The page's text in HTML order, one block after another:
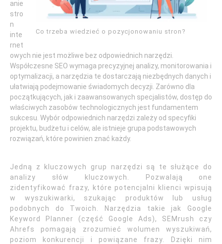
Co trzeba wiedzieć o pozycjonowaniu stron?
anie
stro
n
inte
rnet
owych nie jest możliwe bez odpowiednich narzędzi.
Współczesne SEO wymaga precyzyjnej analizy, monitorowania i
optymalizacji, a narzędzia te dostarczają niezbędnych danych i
ułatwiają podejmowanie świadomych decyzji. Zarówno dla
początkujących, jak i zaawansowanych specjalistów, dostęp do
właściwych zasobów technologicznych jest fundamentem
sukcesu. Wybór odpowiednich narzędzi zależy od specyfiki
projektu, budżetu i celów, ale istnieje grupa podstawowych
rozwiązań, które powinien znać każdy.
Jedną z kluczowych grup narzędzi są te służące do
analizy słów kluczowych. Pozwalają one
zidentyfikować frazy, które potencjalni klienci wpisują
w wyszukiwarki, szukając produktów lub usług
podobnych do Twoich. Narzędzia takie jak Google
Keyword Planner (część Google Ads), SEMrush czy
Ahrefs pomagają zrozumieć wolumen wyszukiwań,
poziom konkurencji i powiązane frazy. Dzięki nim